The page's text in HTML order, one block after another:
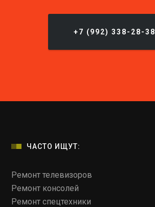
+7 (992) 338-28-38
ЧАСТО ИЩУТ:
Ремонт телевизоров
Ремонт консолей
Ремонт спецтехники